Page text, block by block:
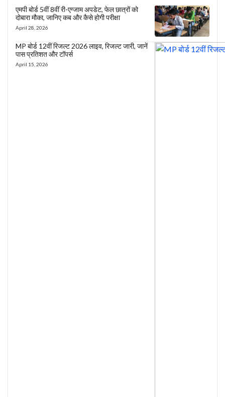
एमपी बोर्ड 5वीं 8वीं री-एग्जाम अपडेट, फेल छात्रों को
दोबारा मौका, जानिए कब और कैसे होगी परीक्षा
April 28, 2026
MP बोर्ड 12वीं रिजल्ट 2026 लाइव, रिजल्ट जारी, जानें
पास प्रतिशत और टॉपर्स
April 15, 2026